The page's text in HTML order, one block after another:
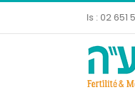
Is : 02 651